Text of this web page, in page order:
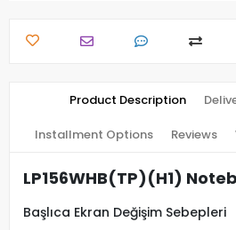
Product Description
Installment Options Reviews
LP156WHB(TP)(H1)
Başlıca Ekran Değişim Sebepleri